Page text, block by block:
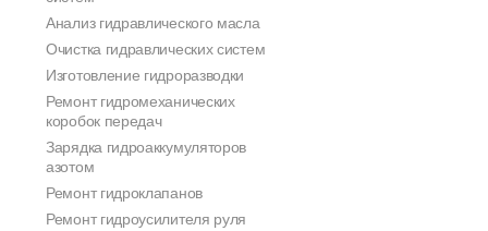
Анализ гидравлического масла
Очистка гидравлических систем
Изготовление гидроразводки
Ремонт гидромеханических
коробок передач
Зарядка гидроаккумуляторов
азотом
Ремонт гидроклапанов
Ремонт гидроусилителя руля